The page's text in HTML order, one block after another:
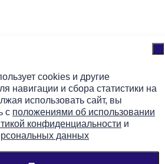
cookies и другие
навигации и сбора статистики на
использовать сайт, вы
с положениями об использовании
конфиденциальности и
данных